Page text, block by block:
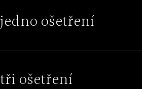
jedno ošetření
tři ošetření